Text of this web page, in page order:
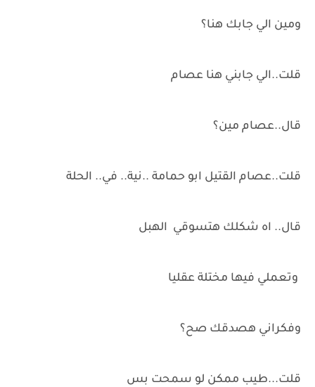
ومين الي جابك هنا؟
قلت..الي جابني هنا عصام
قال..عصام مين؟
قلت..عصام القتيل ابو حمامة ..نية.. في.. الحلة
قال.. اه شكلك هتسوقي الهبل
وتعملي فيها مختلة عقليا
وفكراني هصدقك صح؟
قلت...طيب ممكن لو سمحت بس